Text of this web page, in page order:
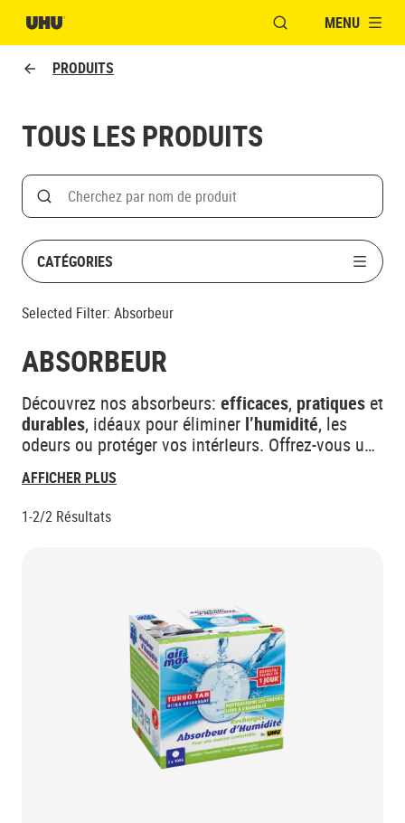
OUVRIR LAMENU
PRODUITS
TOUS LES PRODUITS
Search
Rechercher par nom de produit
CATÉGORIES
Selected Filter: Absorbeur
ABSORBEUR
Découvrez nos absorbeurs: efficaces, pratiques et
durables, idéaux pour éliminer l’humidité, les
odeurs ou protéger vos intérIeurs. Offrez-vous un
AFFICHER PLUS
1-2/2 Résultats